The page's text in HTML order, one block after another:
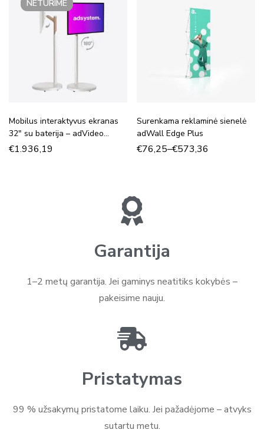
NETURIME
Mobilus interaktyvus ekranas
32″ su baterija – adVideo
Stand 32″
€1.936,19
Surenkama reklaminė sienelė
adWall Edge Plus
€76,25–€573,36
Garantija
1–2 metų garantija. Jei gaminys neatitiks kokybės –
pakeisime nauju.
Pristatymas
99 % užsakymų pristatome laiku. Jei pažadėjome – atvyks
sutartu metu.